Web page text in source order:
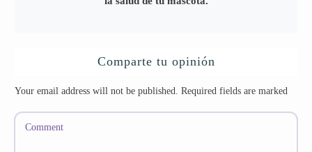
Comparte tu opinión
Your email address will not be published. Required fields are marked